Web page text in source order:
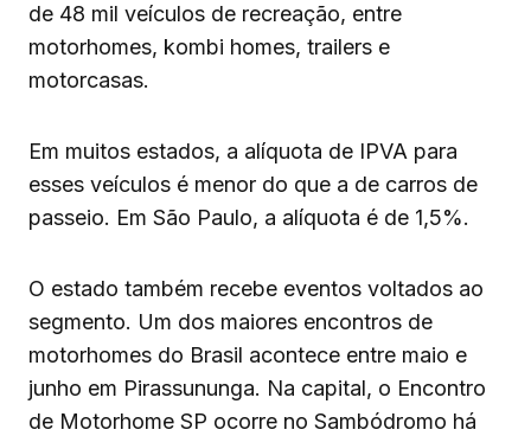
de 48 mil veículos de recreação, entre
motorhomes, kombi homes, trailers e
motorcasas.
Em muitos estados, a alíquota de IPVA para
esses veículos é menor do que a de carros de
passeio. Em São Paulo, a alíquota é de 1,5%.
O estado também recebe eventos voltados ao
segmento. Um dos maiores encontros de
motorhomes do Brasil acontece entre maio e
junho em Pirassununga. Na capital, o Encontro
de Motorhome SP ocorre no Sambódromo há